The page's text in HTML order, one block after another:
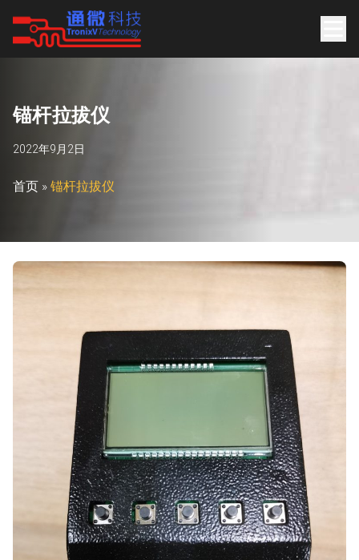
锚杆拉拔仪
2022年9月2日
首页 » 锚杆拉拔仪